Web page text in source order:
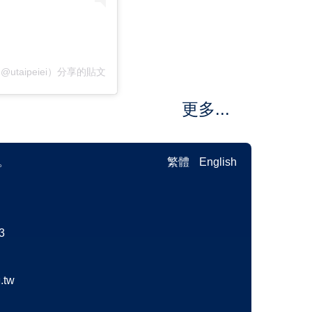
）分享的貼文
更多...
繁體 English